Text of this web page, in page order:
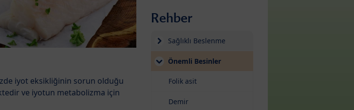
iyot eksikliğinin sorun olduğu
ve iyotun metabolizma için
Rehber
Sağlıklı Beslenme
Önemli Besinler
Folik asit
Demir